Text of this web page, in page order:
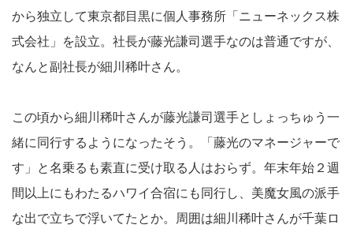
から独立して東京都目黒に個人事務所「ニューネックス株
式会社」を設立。社長が藤光謙司選手なのは普通ですが、
なんと副社長が細川稀叶さん。
この頃から細川稀叶さんが藤光謙司選手としょっちゅう一
緒に同行するようになったそう。「藤光のマネージャーで
す」と名乗るも素直に受け取る人はおらず。年末年始２週
間以上にもわたるハワイ合宿にも同行し、美魔女風の派手
な出で立ちで浮いてたとか。周囲は細川稀叶さんが千葉ロ